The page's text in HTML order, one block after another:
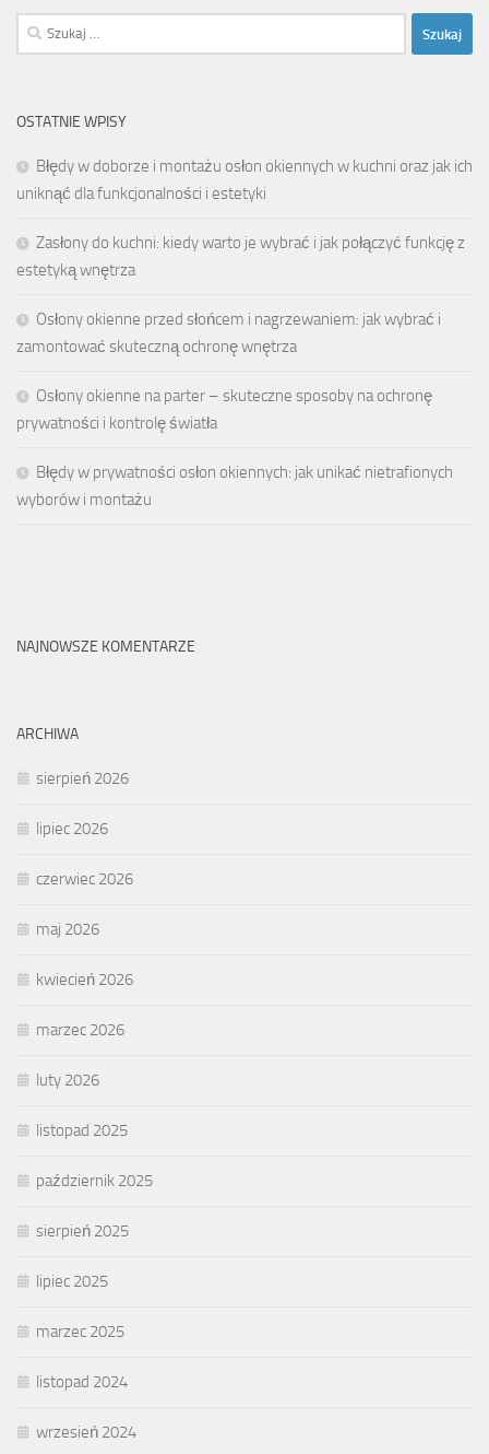
Szukaj:
OSTATNIE WPISY
Błędy w doborze i montażu osłon okiennych w kuchni oraz jak ich
uniknąć dla funkcjonalności i estetyki
Zasłony do kuchni: kiedy warto je wybrać i jak połączyć funkcję z
estetyką wnętrza
Osłony okienne przed słońcem i nagrzewaniem: jak wybrać i
zamontować skuteczną ochronę wnętrza
Osłony okienne na parter – skuteczne sposoby na ochronę
prywatności i kontrolę światła
Błędy w prywatności osłon okiennych: jak unikać nietrafionych
wyborów i montażu
NAJNOWSZE KOMENTARZE
ARCHIWA
sierpień 2026
lipiec 2026
czerwiec 2026
maj 2026
kwiecień 2026
marzec 2026
luty 2026
listopad 2025
październik 2025
sierpień 2025
lipiec 2025
marzec 2025
listopad 2024
wrzesień 2024